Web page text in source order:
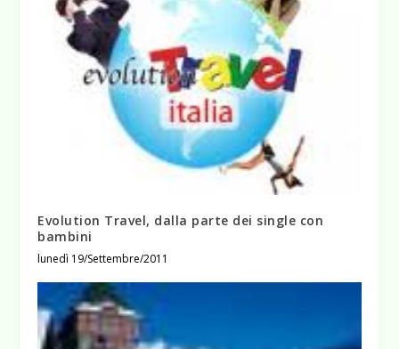
Evolution Travel, dalla parte dei single con
bambini
lunedì 19/Settembre/2011